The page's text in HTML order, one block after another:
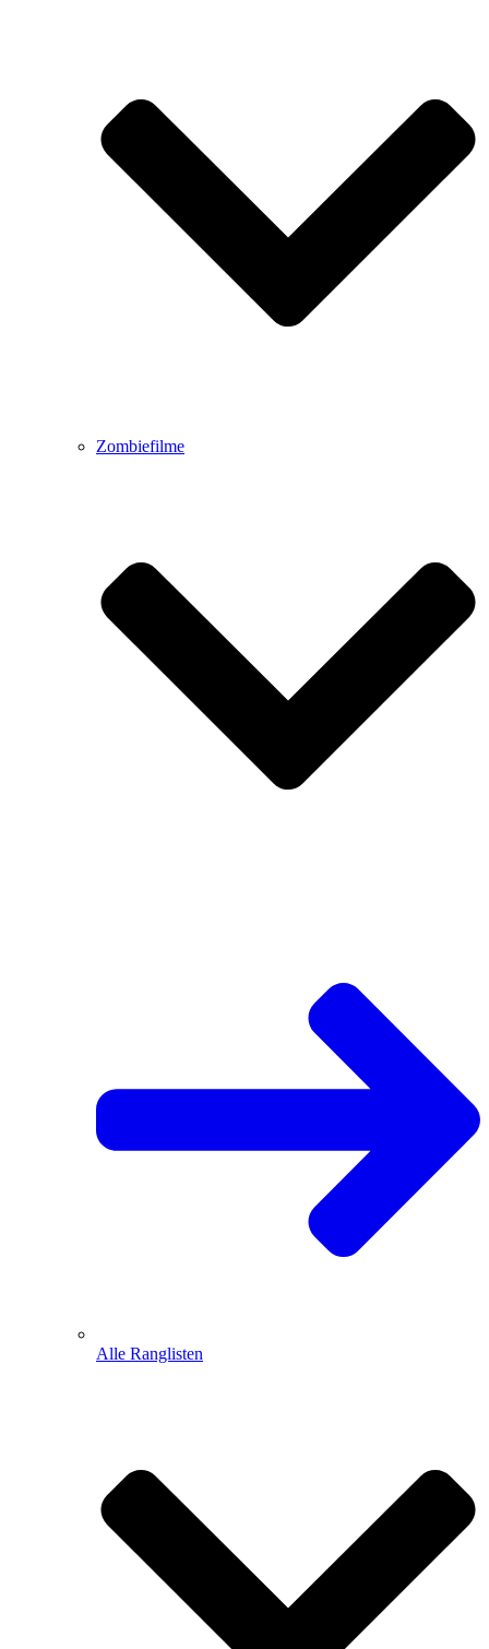
Zombiefilme
Alle Ranglisten